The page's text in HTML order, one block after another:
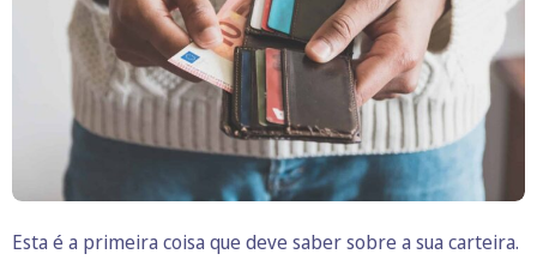
Esta é a primeira coisa que deve saber sobre a sua carteira.